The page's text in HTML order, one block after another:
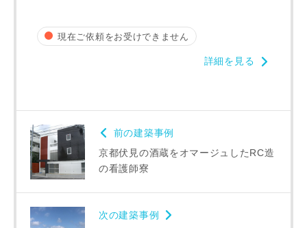
現在ご依頼をお受けできません
詳細を見る
前の建築事例
京都伏見の酒蔵をオマージュしたRC造
の看護師寮
次の建築事例